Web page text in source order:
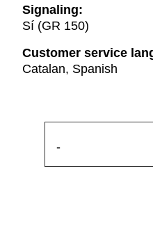
Signaling:
Sí (GR 150)
Customer service
Catalan, Spanish
-